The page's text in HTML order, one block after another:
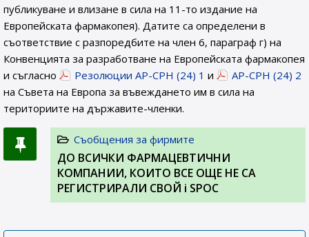
публикуване и влизане в сила на 11-то издание на
Европейската фармакопея). Датите са определени в
съответствие с разпоредбите на член 6, параграф г) на
Конвенцията за разработване на Европейската фармакопея
и съгласно
Резолюции AP-CPH (24) 1 и
AP-CPH (24) 2
на Съвета на Европа за въвеждането им в сила на
териториите на държавите-членки.
Съобщения за фирмите
ДО ВСИЧКИ ФАРМАЦЕВТИЧНИ
КОМПАНИИ, КОИТО ВСЕ ОЩЕ НЕ СА
РЕГИСТРИРАЛИ СВОЙ i SPOC